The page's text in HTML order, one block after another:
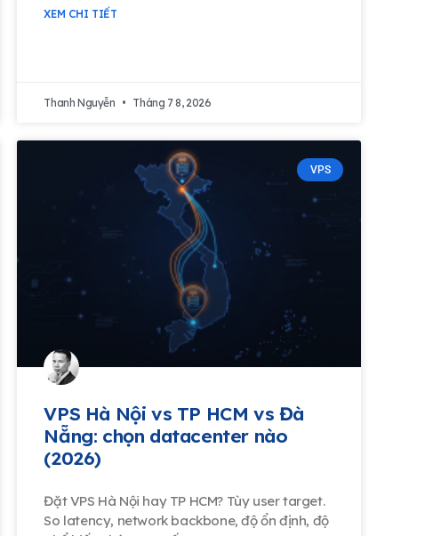
XEM CHI TIẾT
Thanh Nguyễn Tháng 7 8, 2026
VPS
VPS Hà Nội vs TP HCM vs Đà
Nẵng: chọn datacenter nào
(2026)
Đặt VPS Hà Nội hay TP HCM? Tùy user target.
So latency, network backbone, độ ổn định, độ